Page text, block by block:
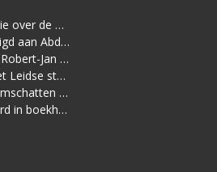
Handelsuitgave dissertatie over de Leidse vrouwenbeweging
Gratenpakhuis overhandigd aan Abdelhaq Jermoumi
Lines of Friendship voor Robert-Jan te Rijdt
Memorabele avond in het Leidse stadhuis
Deel 10 in de serie Bodemschatten en Bouwgeheimen verschenen
Nachtkaars gepresenteerd in boekhandel De Kler